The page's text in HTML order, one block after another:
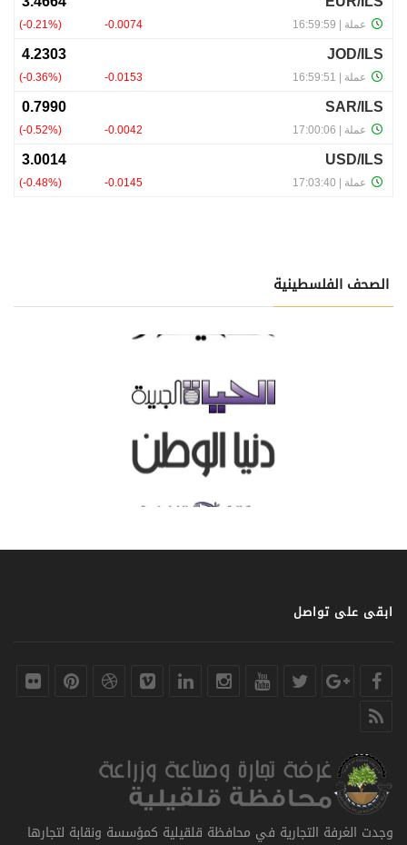
الصحف الفلسطينية
ابقى على تواصل
وجدت الغرفة التجارية في محافظة قلقيلية كمؤسسة ونقابة لتجارها